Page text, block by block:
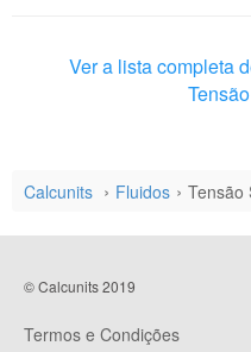
Ver a lista completa
Calcunits Fluidos Tensão
© Calcunits 2019
Termos e Condições